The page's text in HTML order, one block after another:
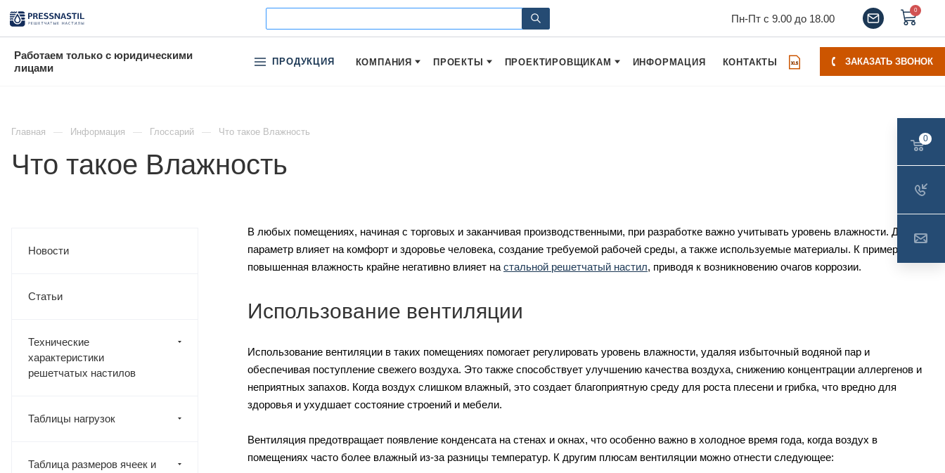
Пн-Пт с 9.00 до 18.00
0
Работаем только с юридическими
лицами
ПРОДУКЦИЯ КОМПАНИЯ ПРОЕКТЫ ПРОЕКТИРОВЩИКАМ ИНФОРМАЦИЯ КОНТАКТЫ ЗАКАЗАТЬ ЗВОНОК
Главная Информация Глоссарий Что такое Влажность
Что такое Влажность
Новости
Статьи
Технические
характеристики
решетчатых настилов
Таблицы нагрузок
Таблица размеров ячеек и
В любых помещениях, начиная с торговых и заканчивая производственными, при разработке важно учитывать уровень влажности. Данный
параметр влияет на комфорт и здоровье человека, создание требуемой рабочей среды, а также используемые материалы. К примеру,
повышенная влажность крайне негативно влияет на стальной решетчатый настил, приводя к возникновению очагов коррозии.
Использование вентиляции
Использование вентиляции в таких помещениях помогает регулировать уровень влажности, удаляя избыточный водяной пар и
обеспечивая поступление свежего воздуха. Это также способствует улучшению качества воздуха, снижению концентрации аллергенов и
неприятных запахов. Когда воздух слишком влажный, это создает благоприятную среду для роста плесени и грибка, что вредно для
здоровья и ухудшает состояние строений и мебели.
Вентиляция предотвращает появление конденсата на стенах и окнах, что особенно важно в холодное время года, когда воздух в
помещениях часто более влажный из-за разницы температур. К другим плюсам вентиляции можно отнести следующее:
0